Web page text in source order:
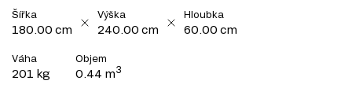
Šířka
180.00 cm
Výška
240.00 cm
Hloubka
60.00 cm
Váha
201 kg
Objem
0.44 m3